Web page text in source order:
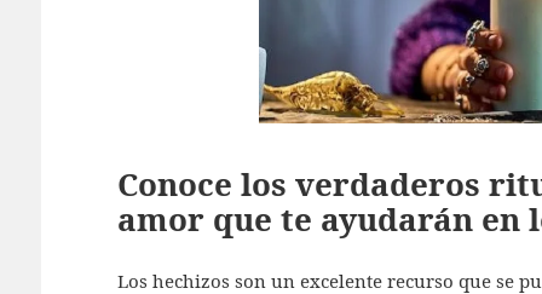
Conoce los verdaderos
amor que te ayudarán en
Los hechizos son un excelente recurso que se